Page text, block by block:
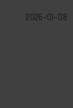
2026-01-08